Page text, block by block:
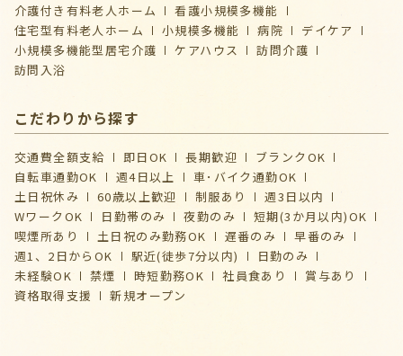
介護付き有料老人ホーム
看護小規模多機能
住宅型有料老人ホーム
小規模多機能 病院
デイケア
⼩規模多機能型居宅介護
ケアハウス
訪問介護
訪問入浴
こだわりから探す
交通費全額支給 即日OK 長期歓迎
ブランクOK
自転車通勤OK
週4日以上
車･バイク通勤OK
土日祝休み
60歳以上歓迎 制服あり
週3日以内
WワークOK
日勤帯のみ 夜勤のみ
短期(3か月以内)OK
喫煙所あり
土日祝のみ勤務OK 遅番のみ
早番のみ
週1、2日からOK
駅近(徒歩7分以内)
日勤のみ
未経験OK
禁煙 時短勤務OK 社員食あり
賞与あり
資格取得支援
新規オープン